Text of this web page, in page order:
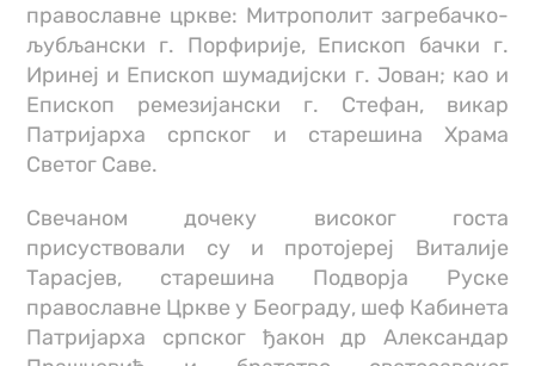
православне цркве: Митрополит загребачко-
љубљански г. Порфирије, Епископ бачки г.
Иринеј и Епископ шумадијски г. Јован; као и
Епископ ремезијански г. Стефан, викар
Патријарха српског и старешина Храма
Светог Саве.
Свечаном дочеку високог госта
присуствовали су и протојереј Виталије
Тарасјев, старешина Подворја Руске
православне Цркве у Београду, шеф Кабинета
Патријарха српског ђакон др Александар